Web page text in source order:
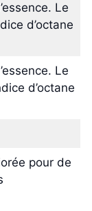
Le
d’octane
Le
d’octane
pour de